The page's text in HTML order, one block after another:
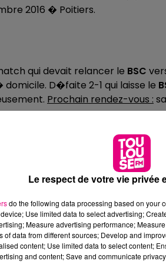
2016 � Poitiers.
qui devait relancer le BSC
D�faite 2-1 qui laisse le
Prochain rendez-vous :
Montpellier. On pouvait
Montpellier que pour leTBHC
�galiser.
fois Montpellier arrive �
sans buts. Dans le dernier
en faisant douter le leader.
Le respect de votre vie privée
do the following data processing based on your
Use limited data to select advertising;
Measure advertising performance;
of data from different sources; Develop and
content; Use limited data to select content;
and content; Save and communicate